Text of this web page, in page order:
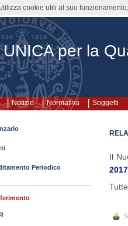
UNICA per la
Notizie Normativa Soggetti
Il
2017
Periodico
cookie utili al suo